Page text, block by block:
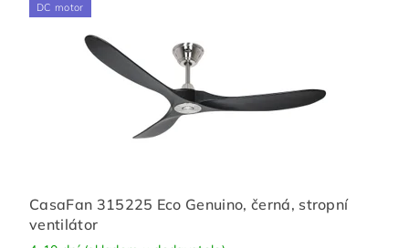
DC motor
CasaFan 315225 Eco Genuino, černá, stropní
ventilátor